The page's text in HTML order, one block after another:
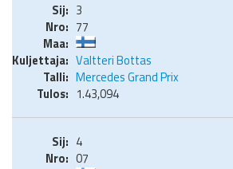
3
77
Valtteri Bottas
Mercedes Grand Prix
1.43,094
4
07